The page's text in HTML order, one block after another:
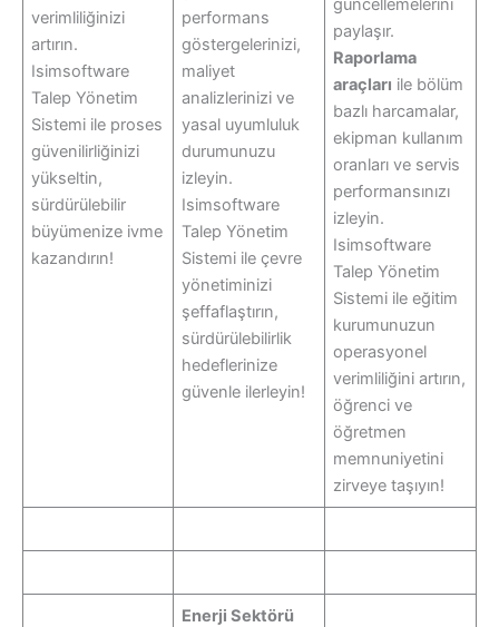
verimliliğinizi
artırın.
Isimsoftware
Talep Yönetim
Sistemi ile proses
güvenilirliğinizi
yükseltin,
sürdürülebilir
büyümenize ivme
kazandırın!
performans
göstergelerinizi,
maliyet
analizlerinizi ve
yasal uyumluluk
durumunuzu
izleyin.
Isimsoftware
Talep Yönetim
Sistemi ile çevre
yönetiminizi
şeffaflaştırın,
sürdürülebilirlik
hedeflerinize
güvenle ilerleyin!
güncellemelerini
paylaşır.
Raporlama
araçları ile bölüm
bazlı harcamalar,
ekipman kullanım
oranları ve servis
performansınızı
izleyin.
Isimsoftware
Talep Yönetim
Sistemi ile eğitim
kurumunuzun
operasyonel
verimliliğini artırın,
öğrenci ve
öğretmen
memnuniyetini
zirveye taşıyın!
Enerji Sektörü